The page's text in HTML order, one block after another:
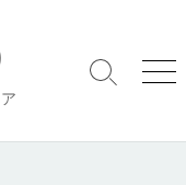
検
り
メ
ー